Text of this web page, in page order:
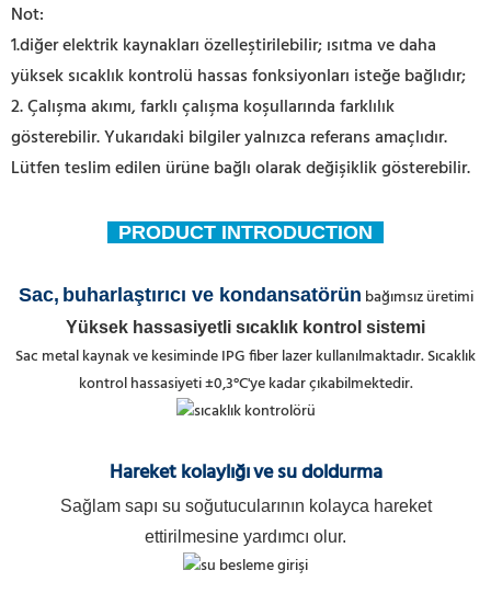
Not:
1.diğer elektrik kaynakları özelleştirilebilir; ısıtma ve daha
yüksek sıcaklık kontrolü hassas fonksiyonları isteğe bağlıdır;
2. Çalışma akımı, farklı çalışma koşullarında farklılık
gösterebilir. Yukarıdaki bilgiler yalnızca referans amaçlıdır.
Lütfen teslim edilen ürüne bağlı olarak değişiklik gösterebilir.
PRODUCT INTRODUCTION
Sac, buharlaştırıcı ve kondansatörün bağımsız üretimi
Yüksek hassasiyetli sıcaklık kontrol sistemi
Sac metal kaynak ve kesiminde IPG fiber lazer kullanılmaktadır. Sıcaklık
kontrol hassasiyeti ±0,3°C'ye kadar çıkabilmektedir.
Hareket kolaylığıve su doldurma
Sağlam sapı su soğutucularının kolayca hareket
ettirilmesine yardımcı olur.